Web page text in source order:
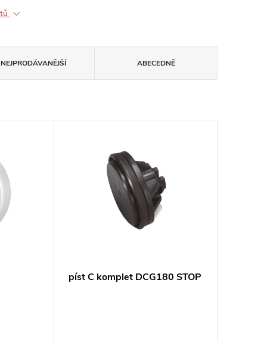
NEJPRODÁVANĚJŠÍ ABECEDNĚ
píst C komplet DCG180 STOP